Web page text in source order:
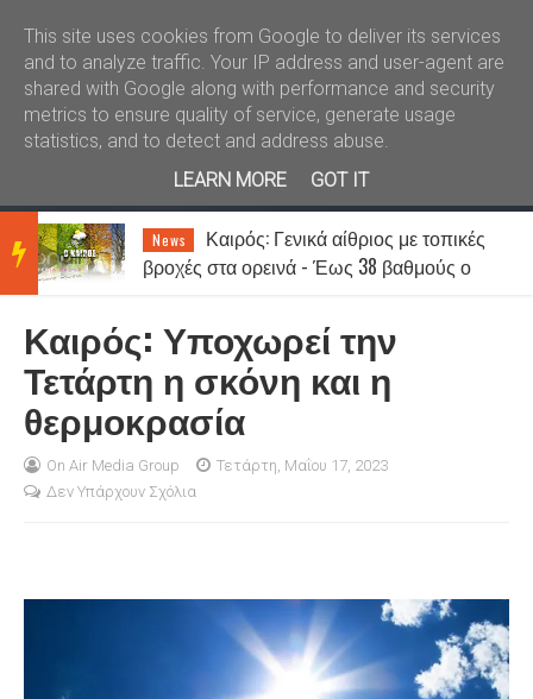
Καλώς ήλθατε Kral News
BRE
AKIN
NEW
News
Καιρός: Γενικά αίθριος με τοπικές
βροχές στα ορεινά - Έως 38 βαθμούς ο
Καιρός: Υποχωρεί την
Τετάρτη η σκόνη και η
θερμοκρασία
On Air Media Group
Τετάρτη, Μαΐου 17, 2023
Δεν Υπάρχουν Σχόλια
This site uses cookies from Google to deliver its services
and to analyze traffic. Your IP address and user-agent are
shared with Google along with performance and security
metrics to ensure quality of service, generate usage
statistics, and to detect and address abuse.
LEARN MORE
GOT IT